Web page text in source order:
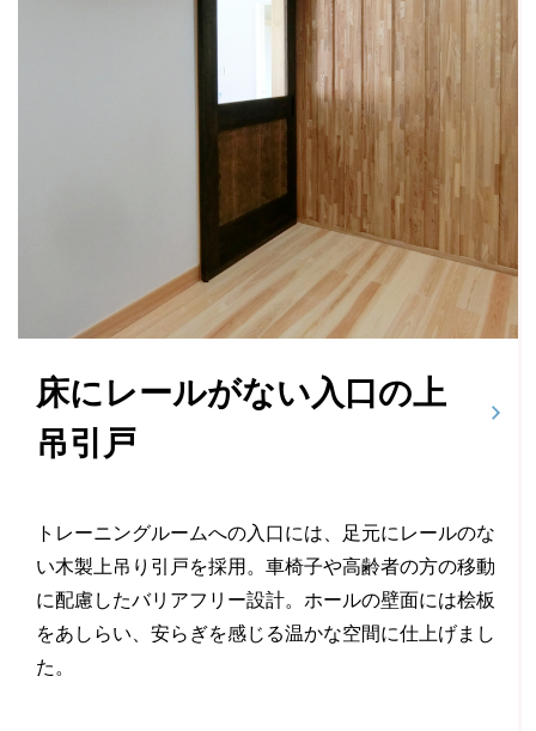
床にレールがない入口の上
吊引戸
トレーニングルームへの入口には、足元にレールのな
い木製上吊り引戸を採用。車椅子や高齢者の方の移動
に配慮したバリアフリー設計。ホールの壁面には桧板
をあしらい、安らぎを感じる温かな空間に仕上げまし
た。